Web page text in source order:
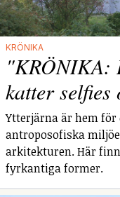
KRÖNIKA
katter
Ytterjärna är hem för
antroposofiska
arkitekturen. Här
fyrkantiga former.